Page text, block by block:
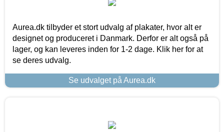
Aurea.dk tilbyder et stort udvalg af plakater, hvor alt er
designet og produceret i Danmark. Derfor er alt også på
lager, og kan leveres inden for 1-2 dage. Klik her for at
se deres udvalg.
Se udvalget på Aurea.dk